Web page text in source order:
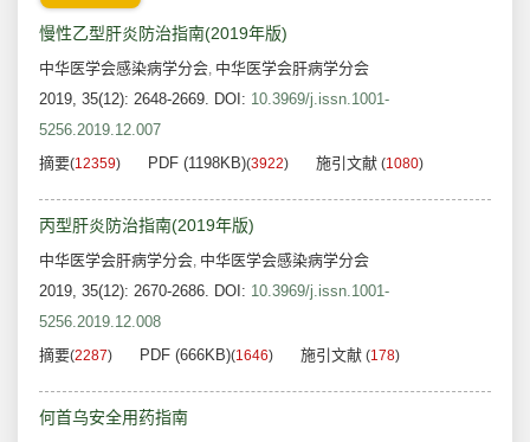
慢性乙型肝炎防治指南(2019年版)
中华医学会感染病学分会, 中华医学会肝病学分会
2019, 35(12): 2648-2669. DOI: 10.3969/j.issn.1001-
5256.2019.12.007
摘要(12359) PDF (1198KB)(3922) 施引文献 (1080)
丙型肝炎防治指南(2019年版)
中华医学会肝病学分会, 中华医学会感染病学分会
2019, 35(12): 2670-2686. DOI: 10.3969/j.issn.1001-
5256.2019.12.008
摘要(2287) PDF (666KB)(1646) 施引文献 (178)
何首乌安全用药指南